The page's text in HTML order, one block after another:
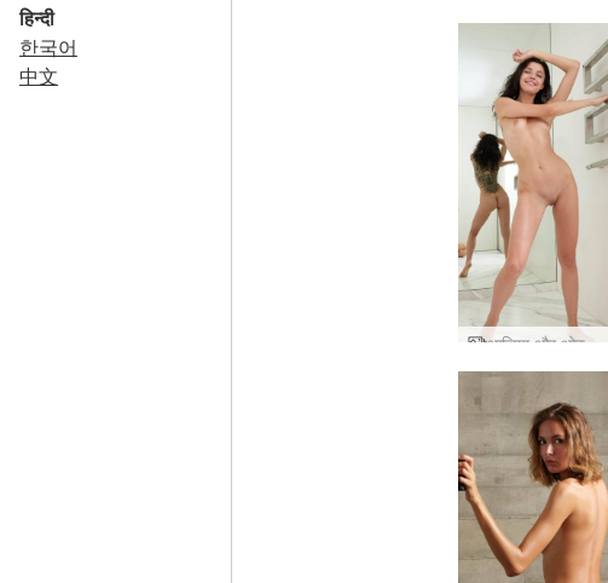
हिन्दी
한국어
中文
आलिया और ओक्सी का बाथरूम सेशन